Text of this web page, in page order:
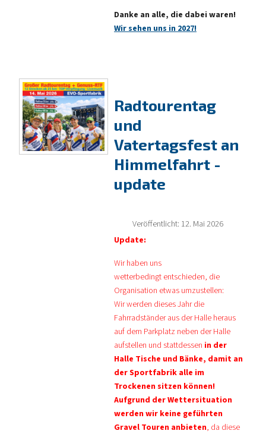
Danke an alle, die dabei waren!
Wir sehen uns in 2027!
Radtourentag
und
Vatertagsfest an
Himmelfahrt -
update
Veröffentlicht: 12. Mai 2026
Update:
Wir haben uns
wetterbedingt entschieden, die
Organisation etwas umzustellen:
Wir werden dieses Jahr die
Fahrradständer aus der Halle heraus
auf dem Parkplatz neben der Halle
aufstellen und stattdessen in der
Halle Tische und Bänke, damit an
der Sportfabrik alle im
Trockenen sitzen können!
Aufgrund der Wettersituation
werden wir keine geführten
Gravel Touren anbieten, da diese